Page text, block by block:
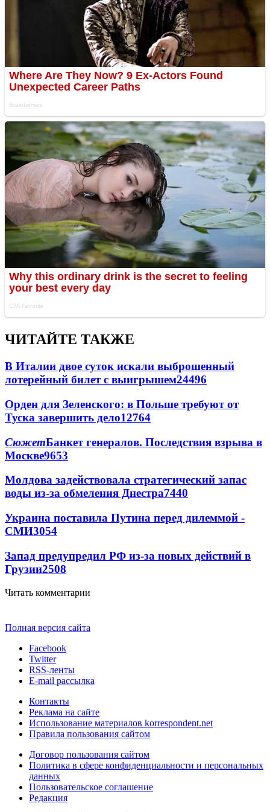
ЧИТАЙТЕ ТАКЖЕ
В Италии двое суток искали выброшенный
лотерейный билет с выигрышем24496
Орден для Зеленского: в Польше требуют от
Туска завершить дело12764
СюжетБанкет генералов. Последствия взрыва в
Москве9653
Молдова задействовала стратегический запас
воды из-за обмеления Днестра7440
Украина поставила Путина перед дилеммой -
СМИ3054
Запад предупредил РФ из-за новых действий в
Грузии2508
Читать комментарии
Полная версия сайта
Facebook
Twitter
RSS-ленты
E-mail рассылка
Контакты
Реклама на сайте
Использование материалов korrespondent.net
Правила пользования сайтом
Договор пользования сайтом
Политика в сфере конфиденциальности и персональных
данных
Пользовательское соглашение
Редакция